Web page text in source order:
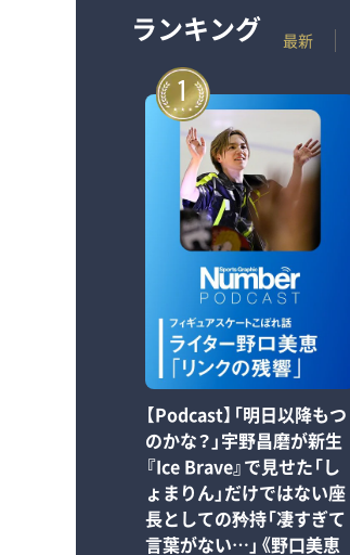
ランキング 最新
1
【Podcast】「明日以降もつ
のかな？」宇野昌磨が新生
『Ice Brave』で見せた「し
ょまりん」だけではない座
長としての矜持「凄すぎて
言葉がない…」《野口美恵